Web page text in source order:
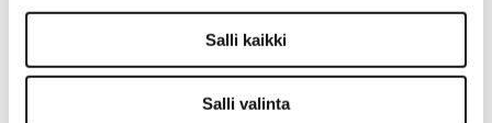
Salli kaikki
Salli valinta
Liput
Veneliput
Liput